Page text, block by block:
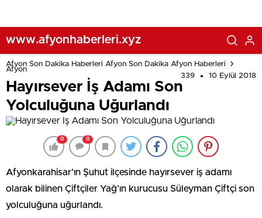
www.afyonhaberleri.xyz
Afyon Son Dakika Haberleri Afyon Son Dakika Afyon Haberleri
Afyon
339
10 Eylül 2018
Hayırsever İş Adamı Son
Yolculuğuna Uğurlandı
0 0
Afyonkarahisar’ın Şuhut ilçesinde hayırsever iş adamı
olarak bilinen Çiftçiler Yağ’ın kurucusu Süleyman Çiftçi son
yolculuğuna uğurlandı.